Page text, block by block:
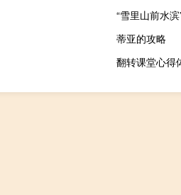
“雪里山前水
蒂亚的攻略
翻转课堂心得